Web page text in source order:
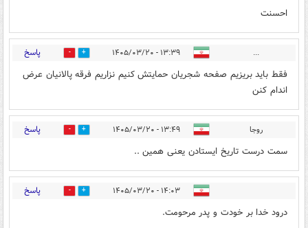
احسنت
... ۱۳:۳۹ - ۱۴۰۵/۰۳/۲۰ 20 پاسخ
فقط باید بریزیم صفحه شجریان حمایتش کنیم نزاریم فرقه پالانیان عرض
اندام کنن
روجا ۱۳:۴۹ - ۱۴۰۵/۰۳/۲۰ 1 پاسخ
سمت درست تاریخ ایستادن یعنی همین ..
۱۴:۰۳ - ۱۴۰۵/۰۳/۲۰ 6 پاسخ
درود خدا بر خودت و پدر مرحومت.